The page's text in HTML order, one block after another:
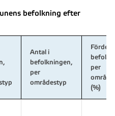
befolkning efter
Antal i
befolkningen,
per
områdestyp
per
(%)